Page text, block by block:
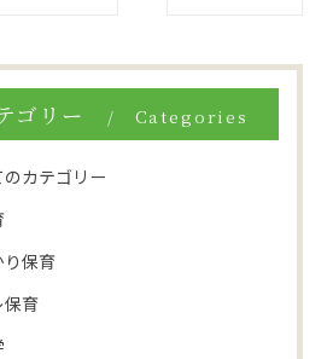
ゴリー Categories
のカテゴリー
り保育
保育